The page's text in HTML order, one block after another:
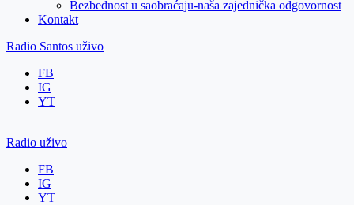
Bezbednost u saobraćaju-naša zajednička odgovornost
Kontakt
Radio Santos uživo
FB
IG
YT
Radio uživo
FB
IG
YT